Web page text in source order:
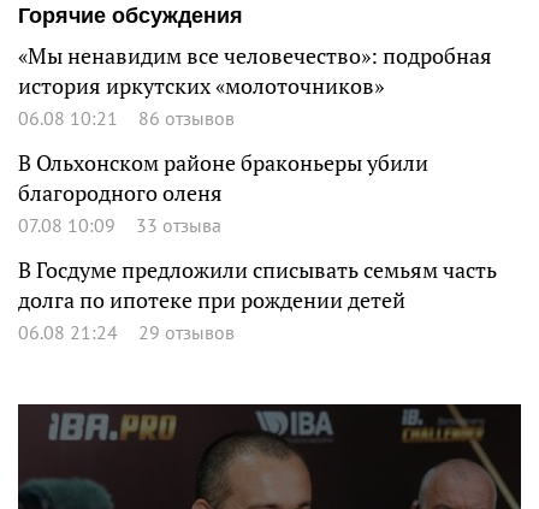
Горячие обсуждения
«Мы ненавидим все человечество»: подробная
история иркутских «молоточников»
06.08 10:21 86 отзывов
В Ольхонском районе браконьеры убили
благородного оленя
07.08 10:09 33 отзыва
В Госдуме предложили списывать семьям часть
долга по ипотеке при рождении детей
06.08 21:24 29 отзывов